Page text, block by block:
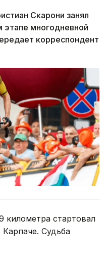
Скарони занял
этапе многодневной
корреспондент
километра стартовал
Судьба